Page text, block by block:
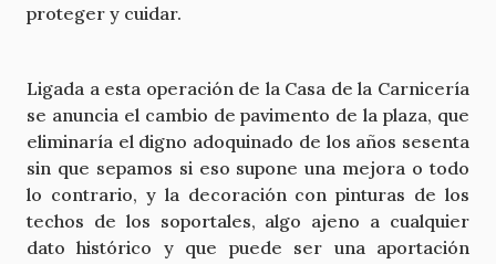
proteger y cuidar.
Ligada a esta operación de la Casa de la Carnicería
se anuncia el cambio de pavimento de la plaza, que
eliminaría el digno adoquinado de los años sesenta
sin que sepamos si eso supone una mejora o todo
lo contrario, y la decoración con pinturas de los
techos de los soportales, algo ajeno a cualquier
dato histórico y que puede ser una aportación